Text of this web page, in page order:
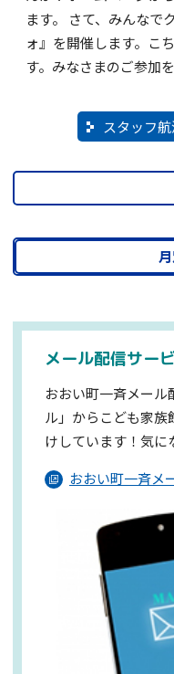
ます。 さて、みんなで
ォ』を開催します。こ
す。みなさまのご参加
スタッフ
メール配信サー
おおい町一斉メール
ル」からこども家族
けしています！気に
おおい町一斉メ